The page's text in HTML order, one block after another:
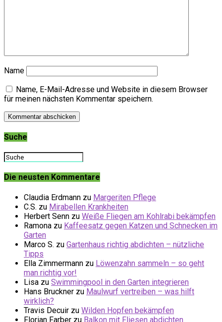
Name
Name, E-Mail-Adresse und Website in diesem Browser
für meinen nächsten Kommentar speichern.
Suche
Die neusten Kommentare
Claudia Erdmann zu Margeriten Pflege
C.S. zu Mirabellen Krankheiten
Herbert Senn zu Weiße Fliegen am Kohlrabi bekämpfen
Ramona zu Kaffeesatz gegen Katzen und Schnecken im
Garten
Marco S. zu Gartenhaus richtig abdichten – nützliche
Tipps
Ella Zimmermann zu Löwenzahn sammeln – so geht
man richtig vor!
Lisa zu Swimmingpool in den Garten integrieren
Hans Bruckner zu Maulwurf vertreiben – was hilft
wirklich?
Travis Decuir zu Wilden Hopfen bekämpfen
Florian Farber zu Balkon mit Fliesen abdichten